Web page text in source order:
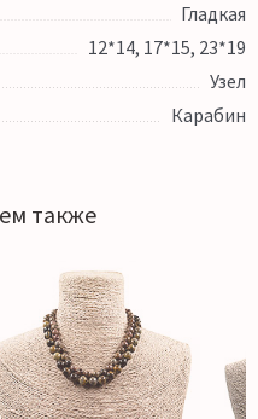
Гладкая
12*14, 17*15, 23*19
Узел
Карабин
также